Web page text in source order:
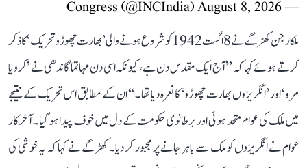
— Congress (@INCIndia)
August 8, 2026
ملکارجن کھڑگے نے 8 اگست 1942 کو شروع ہونے والی ’بھارت چھوڑو تحریک‘ کا ذکر
کرتے ہوئے کہا کہ ’’آج ایک مقدس دن ہے، کیونکہ اسی دن مہاتما گاندھی نے ’کرو یا
مرو‘ اور ’انگریزوں بھارت چھوڑو‘ کا نعرہ دیا تھا۔‘‘ ان کے مطابق اس تحریک کے نتیجے
میں ملک کی عوام متحد ہوئی اور برطانوی حکومت کے دل میں خوف پیدا ہو گیا۔ آخرکار
عوام نے انگریزوں کو ملک سے باہر جانے پر مجبور کر دیا۔ کھڑگے نے کہا کہ یہ خوشی کی